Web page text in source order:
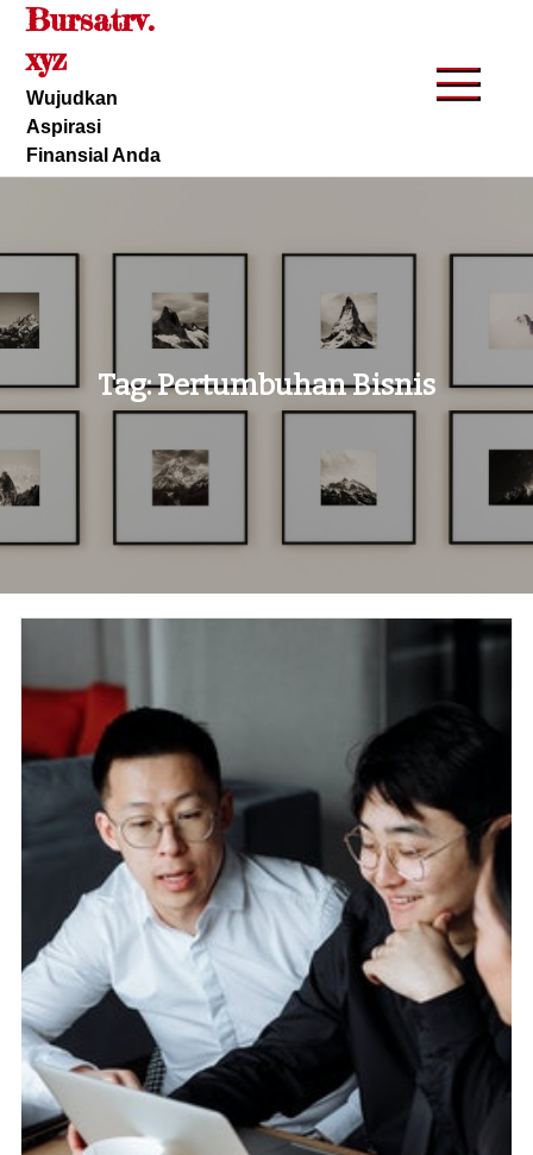
Skip
content
Bursatrv.
xyz
Wujudkan
Aspirasi
Finansial Anda
Tag:Pertumbuhan Bisnis